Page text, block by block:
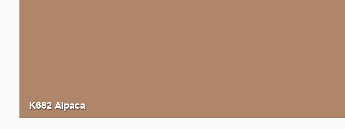
K132Orange AL05Brushed Copper
K682 Alpaca